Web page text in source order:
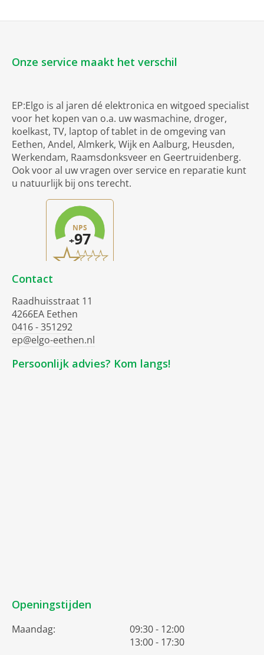
Onze service maakt het verschil
EP:Elgo is al jaren dé elektronica en witgoed specialist
voor het kopen van o.a. uw wasmachine, droger,
koelkast, TV, laptop of tablet in de omgeving van
Eethen, Andel, Almkerk, Wijk en Aalburg, Heusden,
Werkendam, Raamsdonksveer en Geertruidenberg.
Ook voor al uw vragen over service en reparatie kunt
u natuurlijk bij ons terecht.
Contact
Raadhuisstraat 11
4266EA Eethen
0416 - 351292
ep@elgo-eethen.nl
Persoonlijk advies? Kom langs!
Openingstijden
Maandag:
09:30 - 12:00
13:00 - 17:30